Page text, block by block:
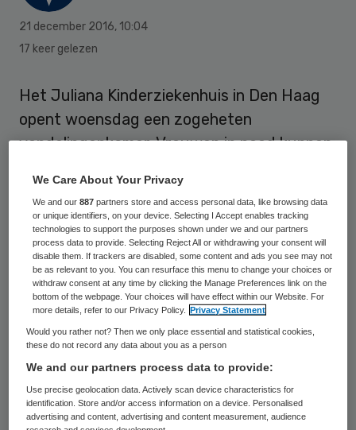
21 december 2016, 10:04
17 keer gelezen
Het Juliana Kinderziekenhuis in Den Haag
opent woensdag een zogeheten
vondelingenkamer. Vrouwen in nood kunnen
de eerste keer dat een dergelijke
voorziening in een kinderziekenhuis komt.
Initiatiefnemer Stichting Beschermde Wieg
opende afgelopen jaren al
vondelingenkamers in Groningen,
Middelburg, Oudenbosch, Papendrecht,
Rotterdam en Zwolle. Volgend jaar wordt er
in Amsterdam Zuidoost nog een kamer
geopend.
We Care About Your Privacy
We and our887 partners store and access personal data, like browsing data
or unique identifiers, on your device. Selecting I Accept enables tracking
technologies to support the purposes shown under we and our partners
process data to provide. Selecting Reject All or withdrawing your consent will
disable them. If trackers are disabled, some content and ads you see may not
be as relevant to you. You can resurface this menu to change your choices or
withdraw consent at any time by clicking the Manage Preferences link on the
bottom of the webpage. Your choices will have effect within our Website. For
more details, refer to our Privacy Policy.
Privacy Statement
Would you rather not? Then we only place essential and statistical cookies,
these do not record any data about you as a person
We and our partners process data to provide:
Use precise geolocation data. Actively scan device characteristics for
identification. Store and/or access information on a device. Personalised
advertising and content, advertising and content measurement, audience